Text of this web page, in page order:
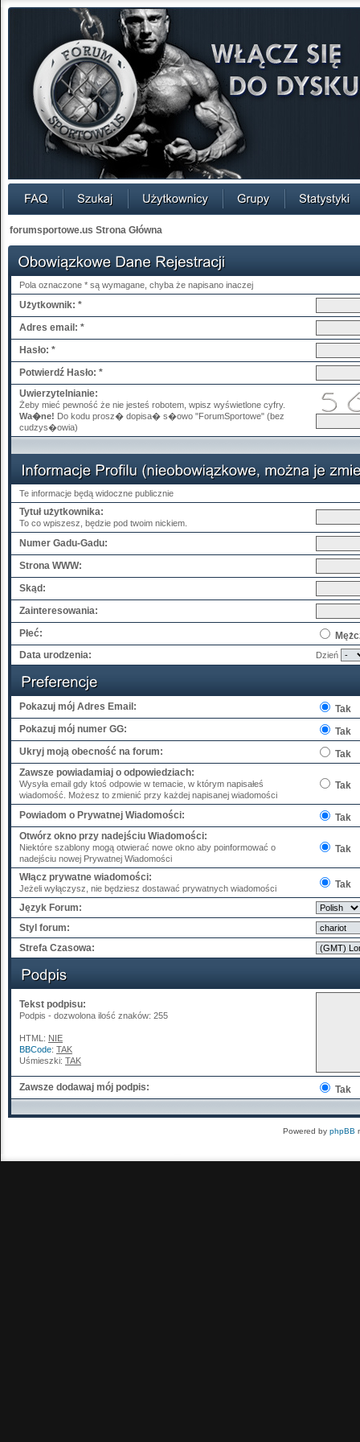
forumsportowe.us Strona Główna
Pola oznaczone * są wymagane, chyba że napisano inaczej
Użytkownik: *
Adres email: *
Hasło: *
Potwierdź Hasło: *
Uwierzytelnianie:
Żeby mieć pewność że nie jesteś robotem, wpisz wyświetlone cyfry.
Wa�ne! Do kodu prosz� dopisa� s�owo "ForumSportowe" (bez
cudzys�owia)
Te informacje będą widoczne publicznie
Tytuł użytkownika:
To co wpiszesz, będzie pod twoim nickiem.
Numer Gadu-Gadu:
Strona WWW:
Skąd:
Zainteresowania:
Płeć:
Data urodzenia:
Dzień
Pokazuj mój Adres Email:
Tak
Pokazuj mój numer GG:
Tak
Ukryj moją obecność na forum:
Tak
Zawsze powiadamiaj o odpowiedziach:
Wysyła email gdy ktoś odpowie w temacie, w którym napisałeś
wiadomość. Możesz to zmienić przy każdej napisanej wiadomości
Tak
Powiadom o Prywatnej Wiadomości:
Tak
Otwórz okno przy nadejściu Wiadomości:
Niektóre szablony mogą otwierać nowe okno aby poinformować o
nadejściu nowej Prywatnej Wiadomości
Tak
Włącz prywatne wiadomości:
Jeżeli wyłączysz, nie będziesz dostawać prywatnych wiadomości Tak
Język Forum:
Styl forum:
Strefa Czasowa:
Tekst podpisu:
Podpis - dozwolona ilość znaków: 255
HTML: NIE
BBCode: TAK
Uśmieszki: TAK
Zawsze dodawaj mój podpis: Tak
Powered by phpBB